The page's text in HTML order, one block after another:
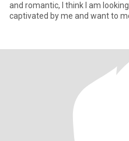
and romantic, I think I am
captivated by me and want to